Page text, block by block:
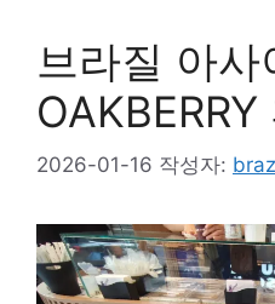
브라질 아사
OAKBERRY
2026-01-16 작성자: